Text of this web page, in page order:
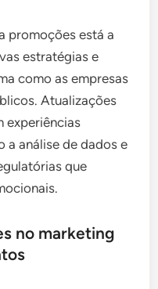
promoções está a
estratégias e
como as empresas
Atualizações
experiências
a análise de dados e
que
no marketing